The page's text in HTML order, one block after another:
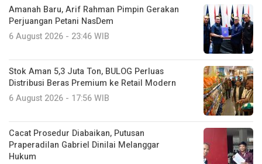
Amanah Baru, Arif Rahman Pimpin Gerakan
Perjuangan Petani NasDem
6 August 2026 - 23:46 WIB
Stok Aman 5,3 Juta Ton, BULOG Perluas
Distribusi Beras Premium ke Retail Modern
6 August 2026 - 17:56 WIB
Cacat Prosedur Diabaikan, Putusan
Praperadilan Gabriel Dinilai Melanggar
Hukum